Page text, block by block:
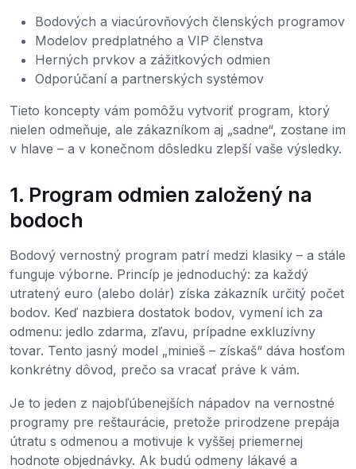
Bodových a viacúrovňových členských programov
Modelov predplatného a VIP členstva
Herných prvkov a zážitkových odmien
Odporúčaní a partnerských systémov
Tieto koncepty vám pomôžu vytvoriť program, ktorý
nielen odmeňuje, ale zákazníkom aj „sadne“, zostane im
v hlave – a v konečnom dôsledku zlepší vaše výsledky.
1. Program odmien založený na
bodoch
Bodový vernostný program patrí medzi klasiky – a stále
funguje výborne. Princíp je jednoduchý: za každý
utratený euro (alebo dolár) získa zákazník určitý počet
bodov. Keď nazbiera dostatok bodov, vymení ich za
odmenu: jedlo zdarma, zľavu, prípadne exkluzívny
tovar. Tento jasný model „minieš – získaš“ dáva hosťom
konkrétny dôvod, prečo sa vracať práve k vám.
Je to jeden z najobľúbenejších nápadov na vernostné
programy pre reštaurácie, pretože prirodzene prepája
útratu s odmenou a motivuje k vyššej priemernej
hodnote objednávky. Ak budú odmeny lákavé a